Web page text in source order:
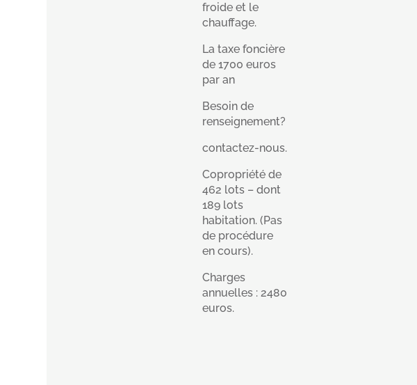
froide et le
chauffage.
La taxe foncière
de 1700 euros
par an
Besoin de
renseignement?
contactez-nous.
Copropriété de
462 lots – dont
189 lots
habitation. (Pas
de procédure
en cours).
Charges
annuelles : 2480
euros.